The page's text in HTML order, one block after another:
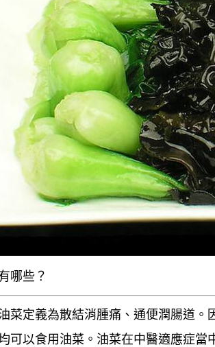
哪些？
菜定義為散結消腫痛、通便潤腸道
可以食用油菜。油菜在中醫適應症